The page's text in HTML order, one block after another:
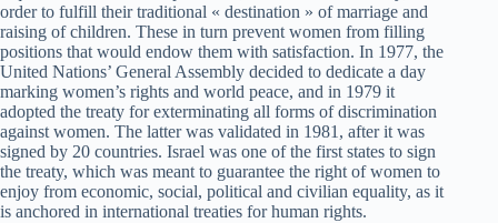
order to fulfill their traditional « destination » of marriage and
raising of children. These in turn prevent women from filling
positions that would endow them with satisfaction. In 1977, the
United Nations’ General Assembly decided to dedicate a day
marking women’s rights and world peace, and in 1979 it
adopted the treaty for exterminating all forms of discrimination
against women. The latter was validated in 1981, after it was
signed by 20 countries. Israel was one of the first states to sign
the treaty, which was meant to guarantee the right of women to
enjoy from economic, social, political and civilian equality, as it
is anchored in international treaties for human rights.